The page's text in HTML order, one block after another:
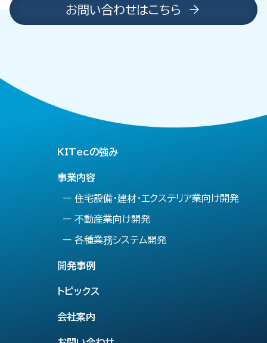
お問い合わせはこちら
KITecの強み
事業内容
ー 住宅設備・建材・エクステリア業向け開発
ー 不動産業向け開発
ー 各種業務システム開発
開発事例
トピックス
会社案内